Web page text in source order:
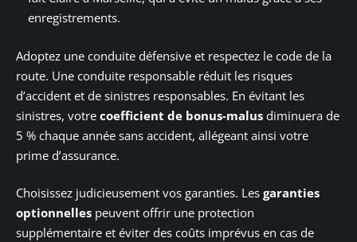
enregistrements.
Adoptez une conduite défensive et respectez le code de la
route. Une conduite responsable réduit les risques
d’accident et de sinistres responsables. En évitant les
sinistres, votre coefficient de bonus-malus diminuera de
5 % chaque année sans accident, allégeant ainsi votre
prime d’assurance.
Choisissez judicieusement vos garanties. Les garanties
optionnelles peuvent offrir une protection
supplémentaire et éviter des coûts imprévus en cas de